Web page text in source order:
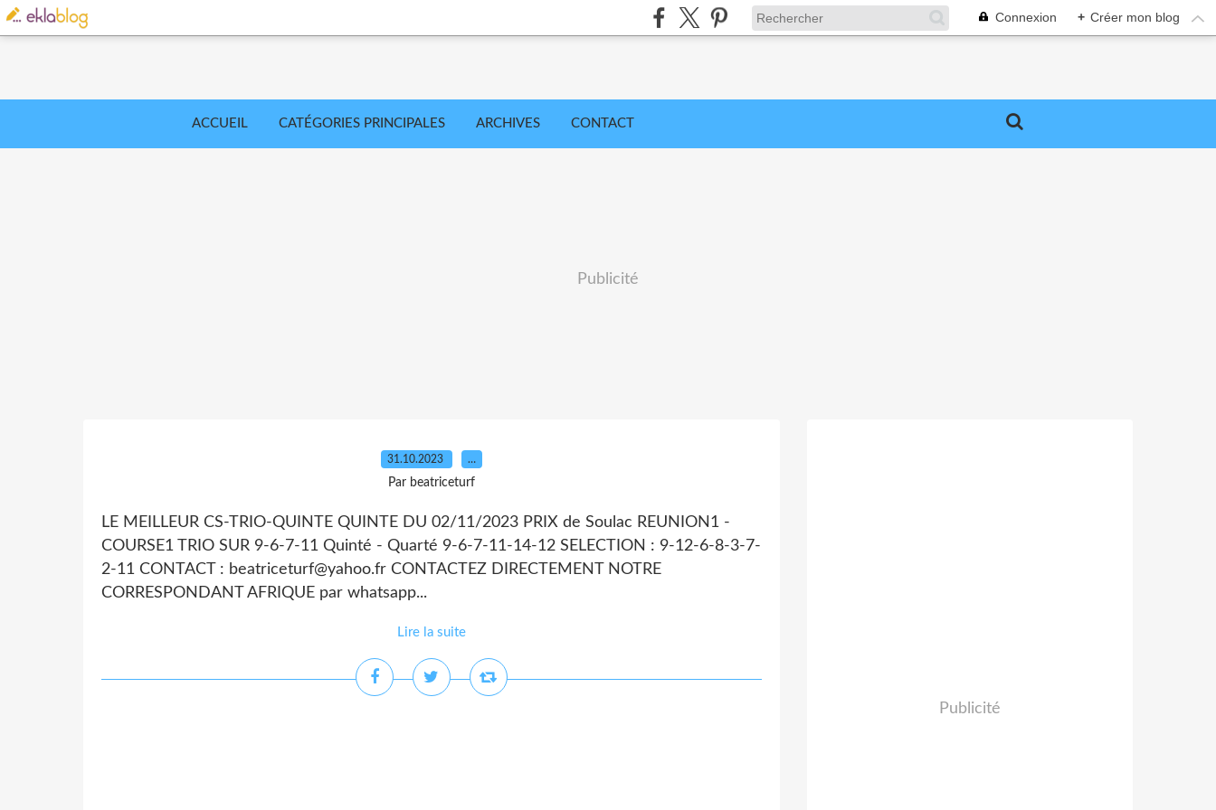
Connexion + Créer mon blog
ACCUEIL CATÉGORIES PRINCIPALES ARCHIVES CONTACT
Publicité
31.10.2023 …
Par beatriceturf
LE MEILLEUR CS-TRIO-QUINTE QUINTE DU 02/11/2023 PRIX de Soulac REUNION1 -
COURSE1 TRIO SUR 9-6-7-11 Quinté - Quarté 9-6-7-11-14-12 SELECTION : 9-12-6-8-3-7-
2-11 CONTACT : beatriceturf@yahoo.fr CONTACTEZ DIRECTEMENT NOTRE
CORRESPONDANT AFRIQUE par whatsapp...
Lire la suite
Publicité